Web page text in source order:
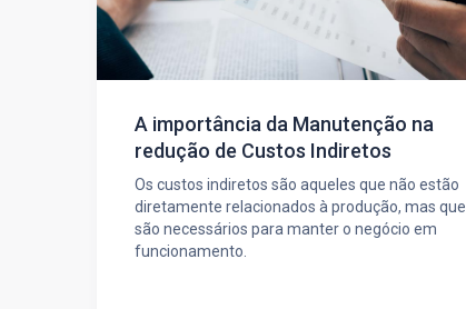
A importância da Manutenção na
redução de Custos Indiretos
Os custos indiretos são aqueles que não estão
diretamente relacionados à produção, mas que
são necessários para manter o negócio em
funcionamento.